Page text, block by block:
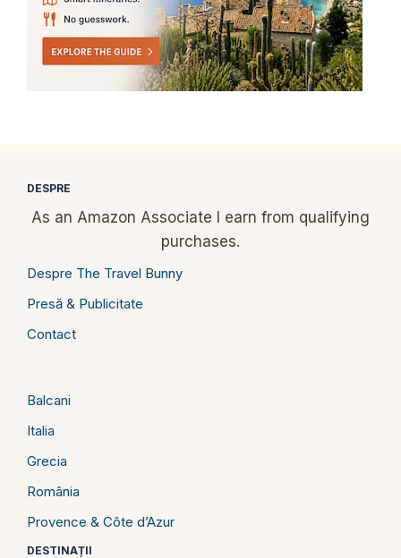
DESPRE
As an Amazon Associate I earn from qualifying
purchases.
Despre The Travel Bunny
Presă & Publicitate
Contact
Balcani
Italia
Grecia
România
Provence & Côte d’Azur
DESTINAȚII